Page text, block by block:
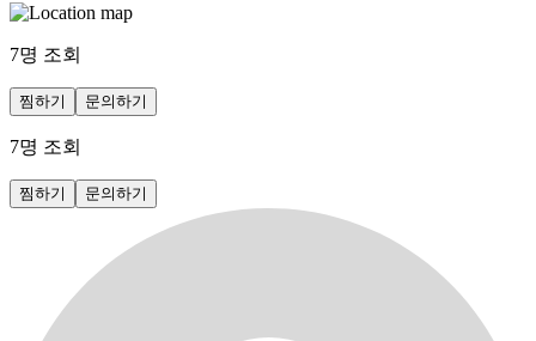
7명 조회
찜하기 문의하기
7명 조회
찜하기 문의하기